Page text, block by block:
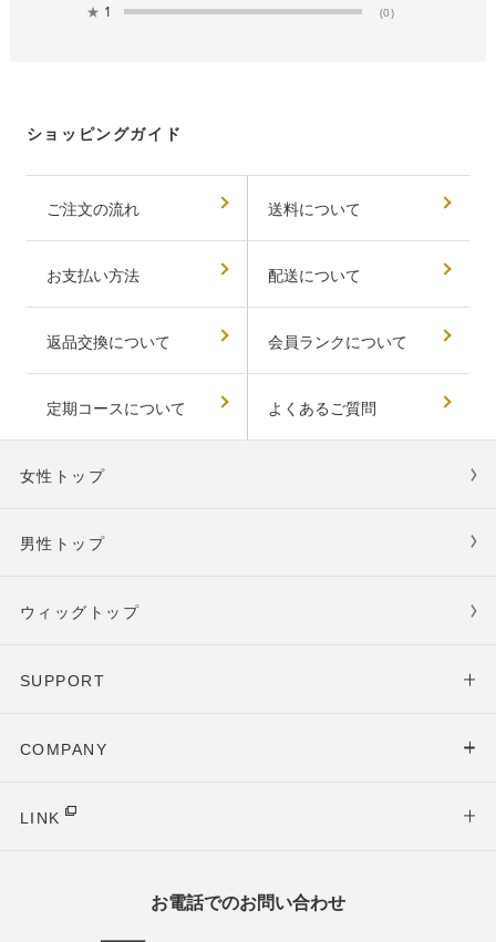
★ 1 (0)
ショッピングガイド
ご注文の流れ 送料について
お支払い方法 配送について
返品交換について 会員ランクについて
定期コースについて よくあるご質問
女性トップ
男性トップ
ウィッグトップ
SUPPORT
COMPANY
LINK
お電話でのお問い合わせ